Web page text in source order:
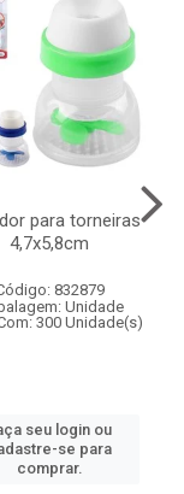
para torneiras
4,7x5,8cm
832879
Unidade
300 Unidade(s)
seu login ou
se para
comprar.